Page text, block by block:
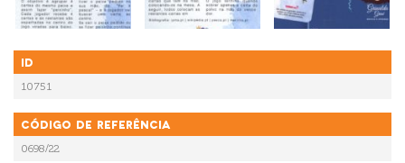
ID
10751
Código de referência
0698/22